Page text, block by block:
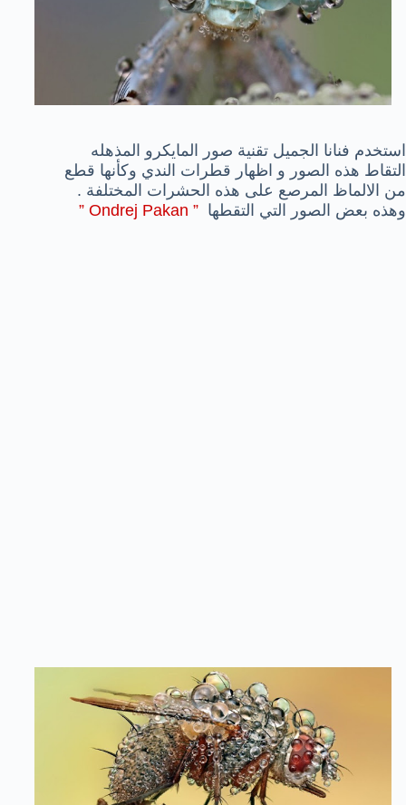
استخدم فنانا الجميل تقنية صور المايكرو المذهله
التقاط هذه الصور و اظهار قطرات الندي وكأنها قطع
من الالماظ المرصع على هذه الحشرات المختلفة .
وهذه بعض الصور التي التقطها ” Ondrej Pakan ”